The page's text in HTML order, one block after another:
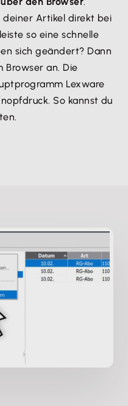
Artikel direkt bei
so eine schnelle
sich geändert? Dann
Browser an. Die
Lexware
So kannst du